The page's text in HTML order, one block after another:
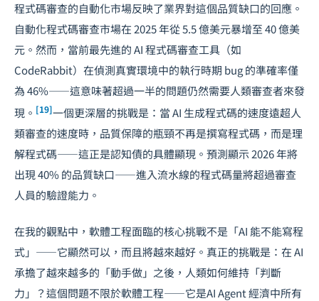
程式碼審查的自動化市場反映了業界對這個品質缺口的回應。
自動化程式碼審查市場在 2025 年從 5.5 億美元暴增至 40 億美
元。然而，當前最先進的 AI 程式碼審查工具（如
CodeRabbit）在偵測真實環境中的執行時期 bug 的準確率僅
為 46%——這意味著超過一半的問題仍然需要人類審查者來發
現。 [19]一個更深層的挑戰是：當 AI 生成程式碼的速度遠超人
類審查的速度時，品質保障的瓶頸不再是撰寫程式碼，而是理
解程式碼——這正是認知債的具體顯現。預測顯示 2026 年將
出現 40% 的品質缺口——進入流水線的程式碼量將超過審查
人員的驗證能力。
在我的觀點中，軟體工程面臨的核心挑戰不是「AI 能不能寫程
式」——它顯然可以，而且將越來越好。真正的挑戰是：在 AI
承擔了越來越多的「動手做」之後，人類如何維持「判斷
力」？這個問題不限於軟體工程——它是AI Agent 經濟中所有